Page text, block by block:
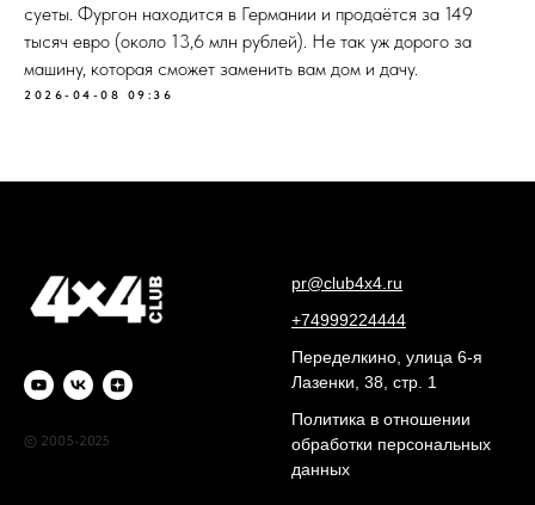
суеты. Фургон находится в Германии и продаётся за 149
тысяч евро (около 13,6 млн рублей). Не так уж дорого за
машину, которая сможет заменить вам дом и дачу.
2026-04-08 09:36
© 2005-2025
pr@club4x4.ru
+74999224444
Переделкино, улица 6-я
Лазенки, 38, стр. 1
Политика в отношении
обработки персональных
данных